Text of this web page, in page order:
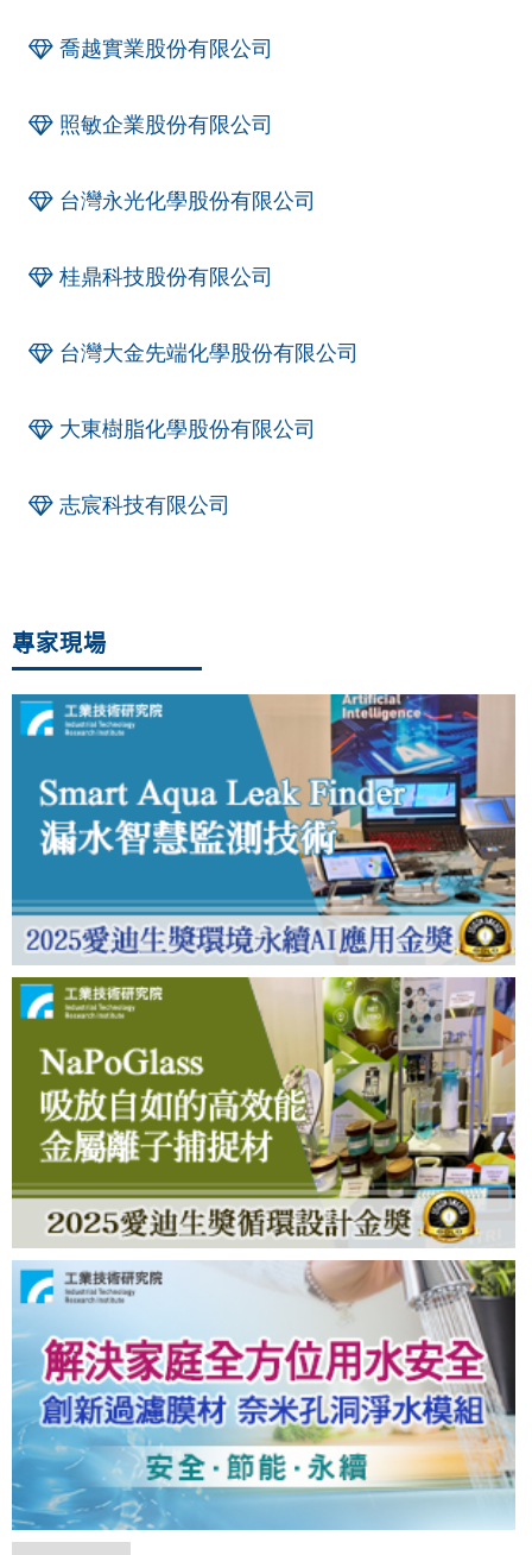
喬越實業股份有限公司
照敏企業股份有限公司
台灣永光化學股份有限公司
桂鼎科技股份有限公司
台灣大金先端化學股份有限公司
大東樹脂化學股份有限公司
志宸科技有限公司
專家現場